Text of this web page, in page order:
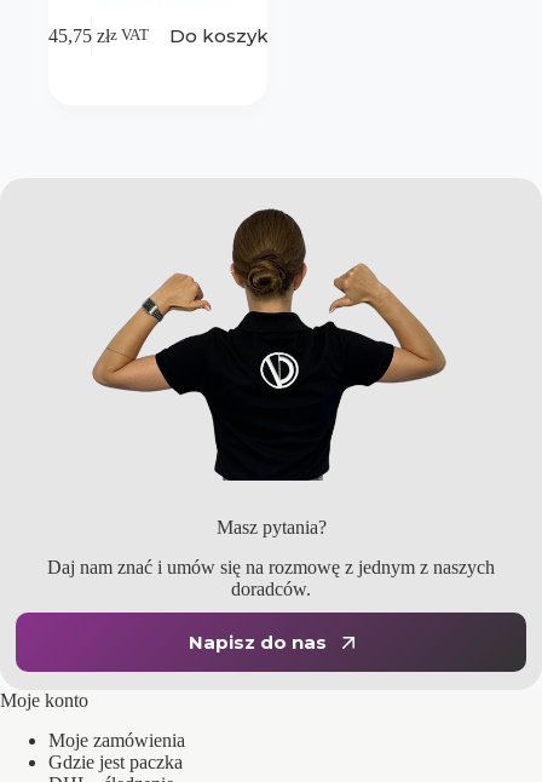
645,75złz VAT Do koszyka
Masz pytania?
Daj nam znać i umów się na rozmowę z jednym z naszych
doradców.
Napisz do nas
Moje konto
Moje zamówienia
Gdzie jest paczka